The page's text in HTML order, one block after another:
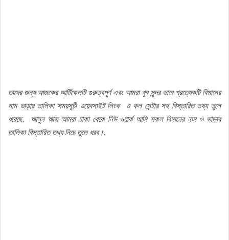
তাদের জন্য আজকের আর্টিকেলটি গুরুত্বপূর্ণ এবং আমরা খুব সুন্দর ভাবে প্রত্যেকটি বিমানের
নাম ভাড়ার তালিকা সময়সূচী ওয়েবসাইট লিংক ও কল সেন্টার সহ বিস্তারিত তথ্য তুলে
ধরেছে. আসুন আজ আমরা ঢাকা থেকে নিউ ওয়ার্ক আমি সকল বিমানের নাম ও ভাড়ার
তালিকা বিস্তারিত তথ্য নিচে তুলে ধরব।.